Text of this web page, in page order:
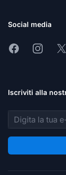
Social media
FacebookInstagram
X
Iscriviti alla
Indirizzo email